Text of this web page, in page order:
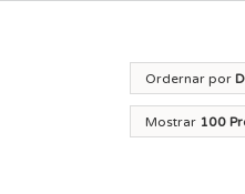
Ordernar por
Order
Mostrar 100